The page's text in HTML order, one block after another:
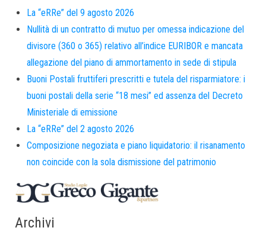
La “eRRe” del 9 agosto 2026
Nullità di un contratto di mutuo per omessa indicazione del
divisore (360 o 365) relativo all’indice EURIBOR e mancata
allegazione del piano di ammortamento in sede di stipula
Buoni Postali fruttiferi prescritti e tutela del risparmiatore: i
buoni postali della serie “18 mesi” ed assenza del Decreto
Ministeriale di emissione
La “eRRe” del 2 agosto 2026
Composizione negoziata e piano liquidatorio: il risanamento
non coincide con la sola dismissione del patrimonio
Archivi